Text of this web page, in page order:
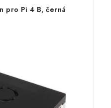
pro Pi 4 B, černá